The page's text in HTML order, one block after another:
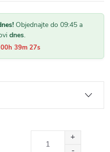
Objednajte do 09:45 a
dnes.
00h 39m 27s